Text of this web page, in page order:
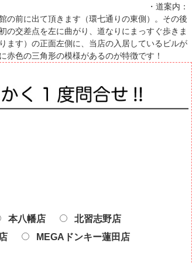
・道案内：
の前に出て頂きます（環七通りの東側）。その後
の交差点を左に曲がり、道なりにまっすぐ歩きま
ます）の正面左側に、当店の入居しているビルが
赤色の三角形の模様があるのが特徴です！
本八幡店
北習志野店
MEGAドンキー蓮田店